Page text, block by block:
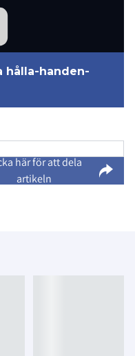
hålla-handen-
här för att dela
artikeln